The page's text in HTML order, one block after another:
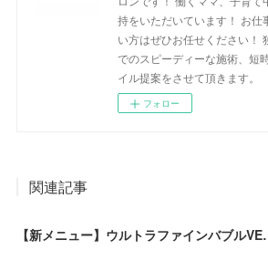
持をいただいています！ お仕
い方はぜひお任せください！
でのスピーディーな施術、短
イル提案をさせて頂きます。
フォロー
関連記事
【新メニュー